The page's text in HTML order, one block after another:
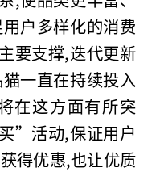
户多样化的消费
要支撑,迭代更新
一直在持续投入
在这方面有所突
”活动,保证用户
得优惠,也让优质